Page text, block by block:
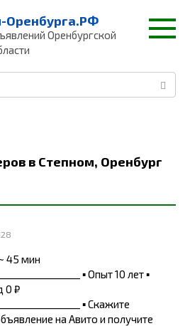
Оренбурга.РФ
Оренбургской
в Степном, Оренбург
45 мин
▪ Опыт 10 лет ▪
0 ₽
▪ Скажите
на Авито и получите